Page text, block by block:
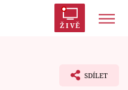
ŽIVĚ
SDÍLET